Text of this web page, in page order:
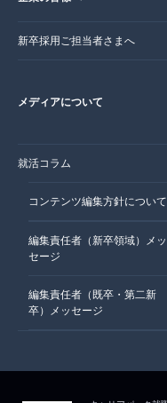
新卒採用ご担当者さまへ
メディアについて
就活コラム
コンテンツ編集方針について
編集責任者（新卒領域）メッ
セージ
編集責任者（既卒・第二新
卒）メッセージ